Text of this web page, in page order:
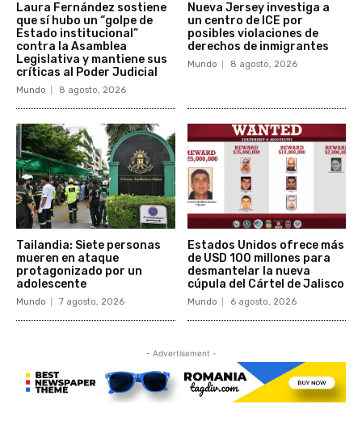
Laura Fernández sostiene
que sí hubo un “golpe de
Estado institucional”
contra la Asamblea
Legislativa y mantiene sus
críticas al Poder Judicial
Mundo 8 agosto, 2026
Nueva Jersey investiga a
un centro de ICE por
posibles violaciones de
derechos de inmigrantes
Mundo 8 agosto, 2026
Tailandia: Siete personas
mueren en ataque
protagonizado por un
adolescente
Mundo 7 agosto, 2026
Estados Unidos ofrece más
de USD 100 millones para
desmantelar la nueva
cúpula del Cártel de Jalisco
Mundo 6 agosto, 2026
- Advertisement -